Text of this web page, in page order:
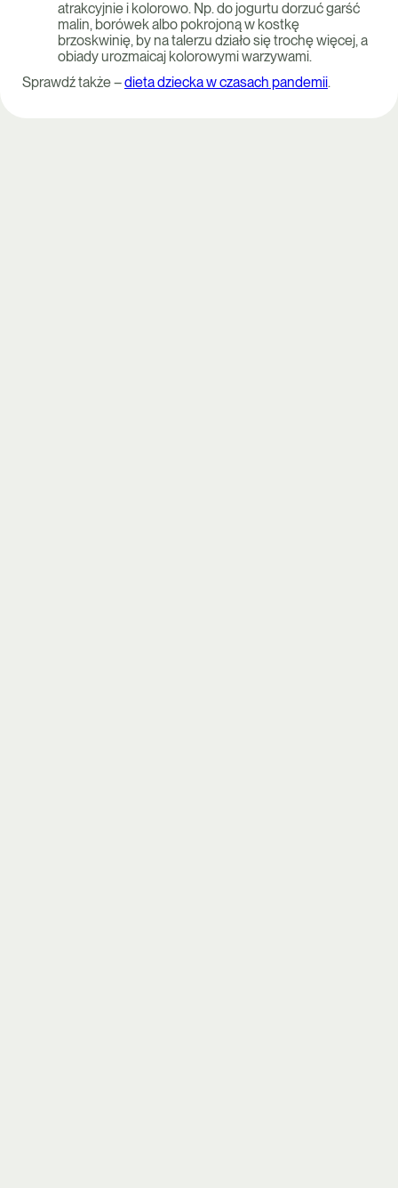
atrakcyjnie i kolorowo. Np. do jogurtu dorzuć garść
malin, borówek albo pokrojoną w kostkę
brzoskwinię, by na talerzu działo się trochę więcej, a
obiady urozmaicaj kolorowymi warzywami.
Sprawdź także –dieta dziecka w czasach pandemii.